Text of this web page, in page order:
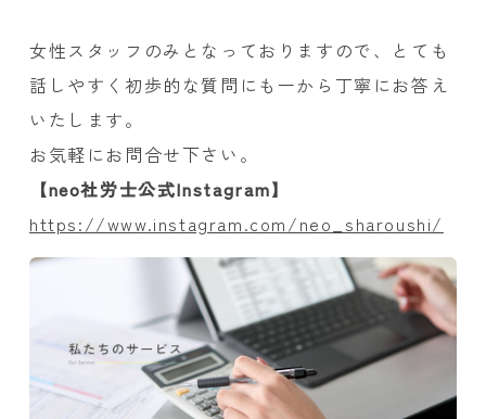
女性スタッフのみとなっておりますので、とても
話しやすく初歩的な質問にも一から丁寧にお答え
いたします。
お気軽にお問合せ下さい。
【neo社労士公式Instagram】
https://www.instagram.com/neo_sharoushi/